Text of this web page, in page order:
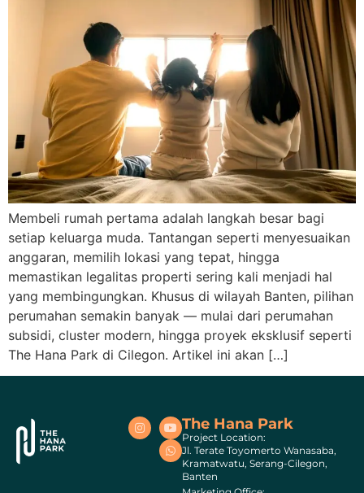
Membeli rumah pertama adalah langkah besar bagi
setiap keluarga muda. Tantangan seperti menyesuaikan
anggaran, memilih lokasi yang tepat, hingga
memastikan legalitas properti sering kali menjadi hal
yang membingungkan. Khusus di wilayah Banten, pilihan
perumahan semakin banyak — mulai dari perumahan
subsidi, cluster modern, hingga proyek eksklusif seperti
The Hana Park di Cilegon. Artikel ini akan […]
The Hana Park
Project Location:
Jl. Terate Toyomerto Wanasaba,
Kramatwatu, Serang-Cilegon,
Banten